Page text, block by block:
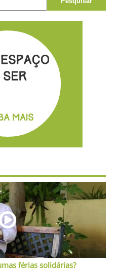
férias solidárias?